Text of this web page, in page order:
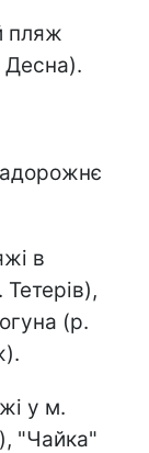
пляж
Десна).
в
(р.
у м.
"Чайка"